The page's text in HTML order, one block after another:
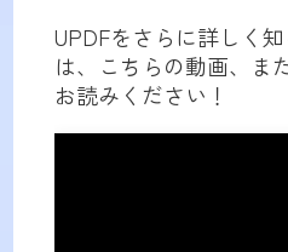
UPDFをさらに詳しく
は、こちらの動画、ま
お読みください！